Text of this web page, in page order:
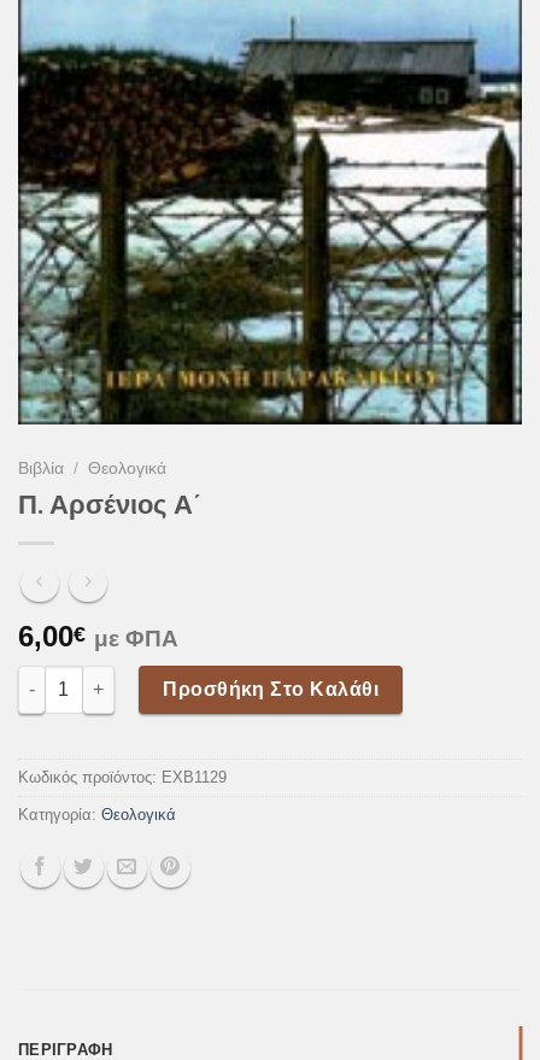
Βιβλία / Θεολογικά
Π. Αρσένιος Α΄
6,00€ με ΦΠΑ
Π. Αρσένιος Α΄ ποσότητα
Προσθήκη Στο Καλάθι
Κωδικός προϊόντος: EXB1129
Κατηγορία: Θεολογικά
ΠΕΡΙΓΡΑΦΉ